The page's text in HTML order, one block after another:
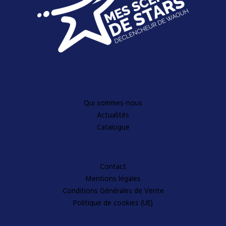
Qui sommes-nous
Actualités
Catalogue
Contact
Mentions légales
Conditions Générales de Vente
Politique de cookies (UE)